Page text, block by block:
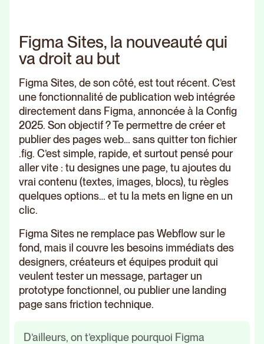
Figma Sites, la nouveauté qui
va droit au but
Figma Sites, de son côté, est tout récent. C’est
une fonctionnalité de publication web intégrée
directement dans Figma, annoncée à la Config
2025. Son objectif ? Te permettre de créer et
publier des pages web… sans quitter ton fichier
.fig. C’est simple, rapide, et surtout pensé pour
aller vite : tu designes une page, tu ajoutes du
vrai contenu (textes, images, blocs), tu règles
quelques options… et tu la mets en ligne en un
clic.
Figma Sites ne remplace pas Webflow sur le
fond, mais il couvre les besoins immédiats des
designers, créateurs et équipes produit qui
veulent tester un message, partager un
prototype fonctionnel, ou publier une landing
page sans friction technique.
D’ailleurs, on t’explique pourquoi Figma